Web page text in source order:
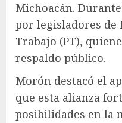
Michoacán.
por legisladores de
Trabajo (PT),
respaldo público.
Morón destacó el
que esta alianza
posibilidades en la